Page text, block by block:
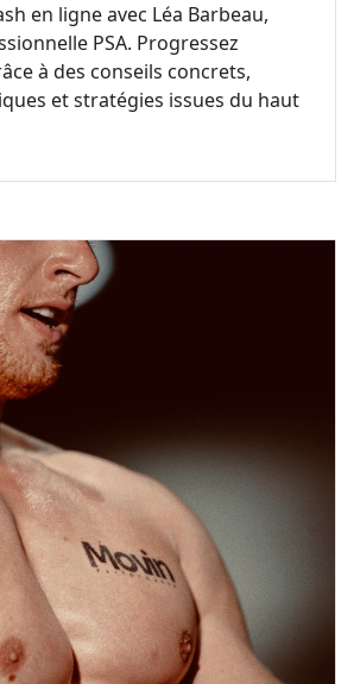
en ligne avec Léa Barbeau,
PSA. Progressez
à des conseils concrets,
et stratégies issues du haut